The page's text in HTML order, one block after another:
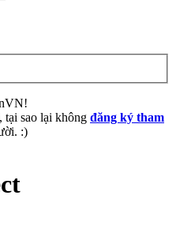
tại sao lại không đăng ký tham
:)